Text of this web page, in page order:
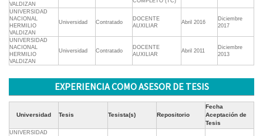
VALDIZAN
UNIVERSIDAD
NACIONAL
HERMILIO
VALDIZAN
Universidad Contratado
DOCENTE
AUXILIAR
Abril 2016
Diciembre
2017
UNIVERSIDAD
NACIONAL
HERMILIO
VALDIZAN
Universidad Contratado
DOCENTE
AUXILIAR
Abril 2011
Diciembre
2013
EXPERIENCIA COMO ASESOR DE TESIS
Universidad Tesis Tesista(s) Repositorio
Fecha
Aceptación de
Tesis
UNIVERSIDAD